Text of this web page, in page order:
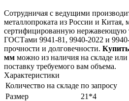
Сотрудничая с ведущими
металлопроката из России и Китая,
сертифицированную нержавеющую
ГОСТами 9941-81, 9940-2022 и
прочности и долговечности.
мм можно из наличия на складе
поставку требуемого вам объема.
Характеристики
Количество на складе по запросу
Размер
21*4